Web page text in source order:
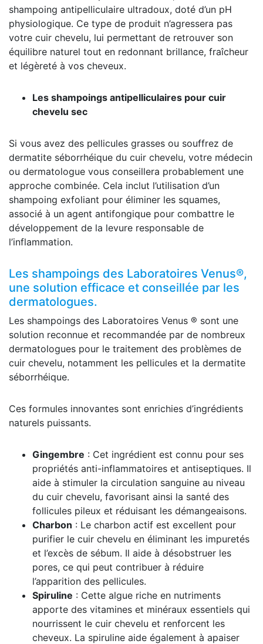
shampoing antipelliculaire ultradoux, doté d’un pH
physiologique. Ce type de produit n’agressera pas
votre cuir chevelu, lui permettant de retrouver son
équilibre naturel tout en redonnant brillance, fraîcheur
et légèreté à vos cheveux.
Les shampoings antipelliculaires pour cuir
chevelu sec
Si vous avez des pellicules grasses ou souffrez de
dermatite séborrhéique du cuir chevelu, votre médecin
ou dermatologue vous conseillera probablement une
approche combinée. Cela inclut l’utilisation d’un
shampoing exfoliant pour éliminer les squames,
associé à un agent antifongique pour combattre le
développement de la levure responsable de
l’inflammation.
Les shampoings des Laboratoires Venus®,
une solution efficace et conseillée par les
dermatologues.
Les shampoings des Laboratoires Venus ® sont une
solution reconnue et recommandée par de nombreux
dermatologues pour le traitement des problèmes de
cuir chevelu, notamment les pellicules et la dermatite
séborrhéique.
Ces formules innovantes sont enrichies d’ingrédients
naturels puissants.
Gingembre : Cet ingrédient est connu pour ses
propriétés anti-inflammatoires et antiseptiques. Il
aide à stimuler la circulation sanguine au niveau
du cuir chevelu, favorisant ainsi la santé des
follicules pileux et réduisant les démangeaisons.
Charbon : Le charbon actif est excellent pour
purifier le cuir chevelu en éliminant les impuretés
et l’excès de sébum. Il aide à désobstruer les
pores, ce qui peut contribuer à réduire
l’apparition des pellicules.
Spiruline : Cette algue riche en nutriments
apporte des vitamines et minéraux essentiels qui
nourrissent le cuir chevelu et renforcent les
cheveux. La spiruline aide également à apaiser